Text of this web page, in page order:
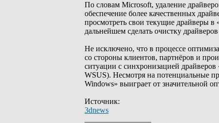
По словам Microsoft, удаление
обеспечение более качественных
просмотреть свои текущие драйверы
дальнейшем сделать очистку
Не исключено, что в процессе
со стороны клиентов, партнёров и
ситуации с синхронизацией
WSUS). Несмотря на потенциальные
Windows» выиграет от значительной
Источник:
3dnews